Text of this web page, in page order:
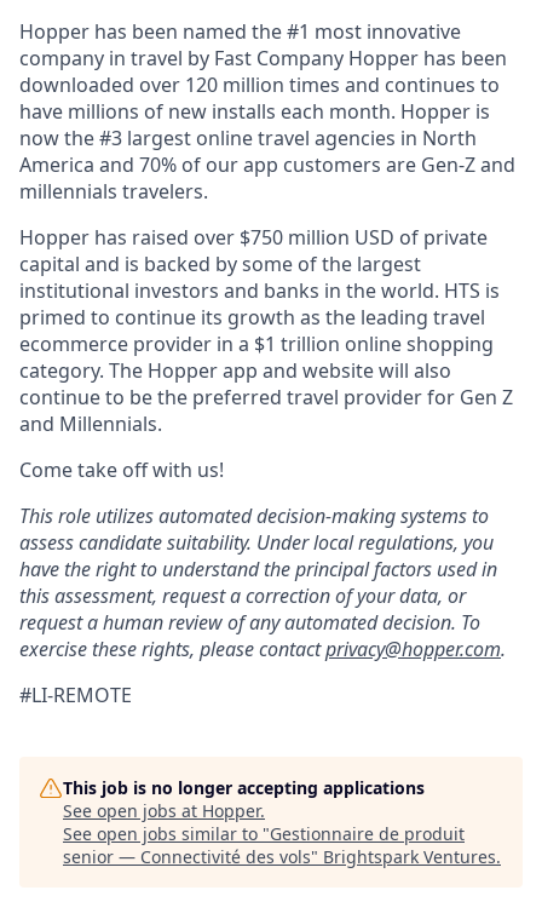
Hopper has been named the #1 most innovative
company in travel by Fast Company Hopper has been
downloaded over 120 million times and continues to
have millions of new installs each month. Hopper is
now the #3 largest online travel agencies in North
America and 70% of our app customers are Gen-Z and
millennials travelers.
Hopper has raised over $750 million USD of private
capital and is backed by some of the largest
institutional investors and banks in the world. HTS is
primed to continue its growth as the leading travel
ecommerce provider in a $1 trillion online shopping
category. The Hopper app and website will also
continue to be the preferred travel provider for Gen Z
and Millennials.
Come take off with us!
This role utilizes automated decision-making systems to
assess candidate suitability. Under local regulations, you
have the right to understand the principal factors used in
this assessment, request a correction of your data, or
request a human review of any automated decision. To
exercise these rights, please contactprivacy@hopper.com.
#LI-REMOTE
This job is no longer accepting applications
See open jobs at Hopper.
See open jobs similar to "Gestionnaire de produit
senior — Connectivité des vols" Brightspark Ventures.